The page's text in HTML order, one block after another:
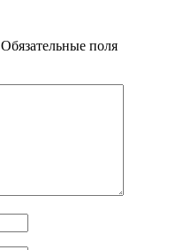
Обязательные поля